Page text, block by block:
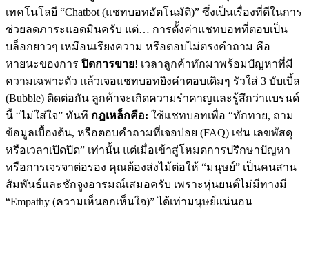
เทคโนโลยี “Chatbot (แชทบอทอัตโนมัติ)” ซึ่งเป็นเรื่องที่ดีในการ
ช่วยลดภาระแอดมินครับ แต่… การตั้งค่าแชทบอทที่ตอบเป็น
บล็อกยาวๆ เหมือนเรียงความ หรือตอบไม่ตรงคำถาม คือ
หายนะของการ ปิดการขาย! เวลาลูกค้าทักมาพร้อมปัญหาที่มี
ความเฉพาะตัว แล้วเจอแชทบอทยิงคำตอบเดิมๆ รัวใส่ 3 บับเบิ้ล
(Bubble) ติดต่อกัน ลูกค้าจะเกิดความรำคาญและรู้สึกว่าแบรนด์
นี้ “ไม่ใส่ใจ” ทันที กฎเหล็กคือ: ใช้แชทบอทเพื่อ “ทักทาย, ถาม
ข้อมูลเบื้องต้น, หรือตอบคำถามที่เจอบ่อย (FAQ) เช่น เลขพัสดุ
หรือเวลาเปิดปิด” เท่านั้น แต่เมื่อเข้าสู่โหมดการปรึกษาปัญหา
หรือการเจรจาต่อรอง คุณต้องส่งไม้ต่อให้ “มนุษย์” เป็นคนสาน
สัมพันธ์และชักจูงอารมณ์เสมอครับ เพราะหุ่นยนต์ไม่มีทางมี
“Empathy (ความเห็นอกเห็นใจ)” ได้เท่ามนุษย์แน่นอน